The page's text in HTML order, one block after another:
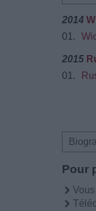
2014
01.
2015
01.
Pour